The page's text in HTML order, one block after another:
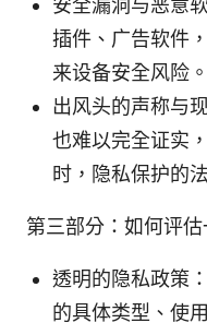
安全漏洞与恶意
插件、广告软件
来设备安全风险。
出风头的声称与
也难以完全证实
时，隐私保护的
第三部分：如何评
透明的隐私政策
的具体类型、使